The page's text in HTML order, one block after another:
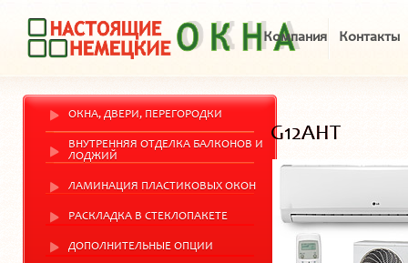
Компания Контакты
ОКНА, ДВЕРИ, ПЕРЕГОРОДКИ
ВНУТРЕННЯЯ ОТДЕЛКА БАЛКОНОВ И
ЛОДЖИЙ
ЛАМИНАЦИЯ ПЛАСТИКОВЫХ ОКОН
РАСКЛАДКА В СТЕКЛОПАКЕТЕ
ДОПОЛНИТЕЛЬНЫЕ ОПЦИИ
G12AHT